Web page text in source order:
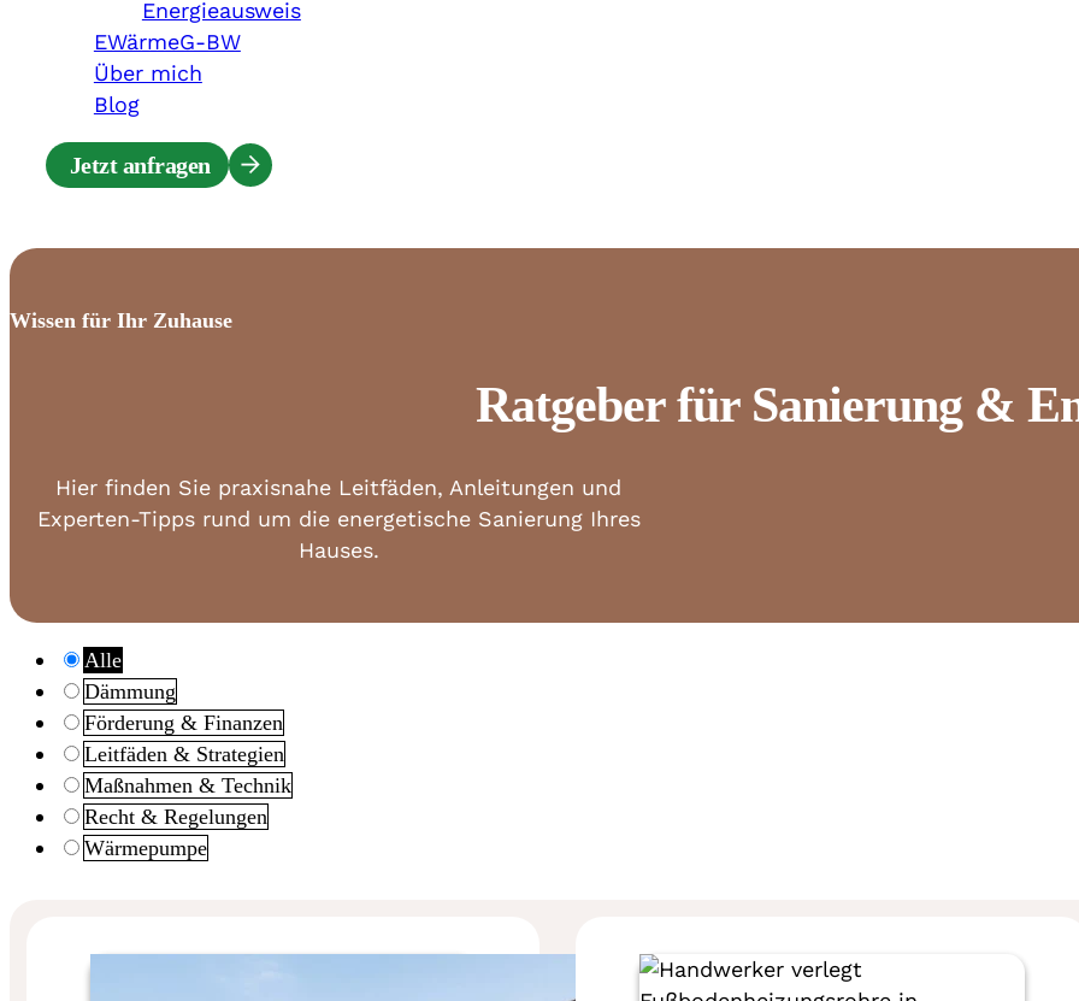
Energieausweis
EWärmeG-BW
Über mich
Blog
Jetzt anfragen
Wissen für Ihr Zuhause
Ratgeber für Sanierung &
Hier finden Sie praxisnahe Leitfäden, Anleitungen und
Experten-Tipps rund um die energetische Sanierung Ihres
Hauses.
Alle
Dämmung
Förderung & Finanzen
Leitfäden & Strategien
Maßnahmen & Technik
Recht & Regelungen
Wärmepumpe